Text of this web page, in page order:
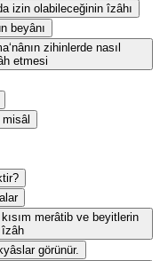
izin olabileceğinin îzâhı
beyânı
zihinlerde nasıl
etmesi
merâtib ve beyitlerin
îzâh
görünür.